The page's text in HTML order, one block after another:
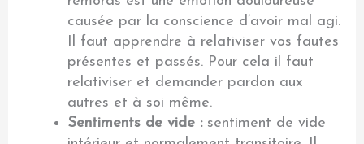
causée par la conscience d’avoir mal agi.
Il faut apprendre à relativiser vos fautes
présentes et passés. Pour cela il faut
relativiser et demander pardon aux
autres et à soi même.
Sentiments de vide : sentiment de vide